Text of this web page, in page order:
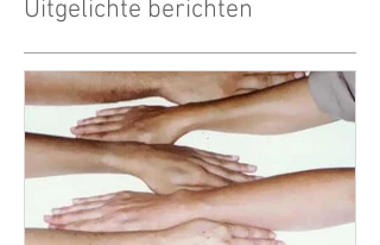
Uitgelichte berichten